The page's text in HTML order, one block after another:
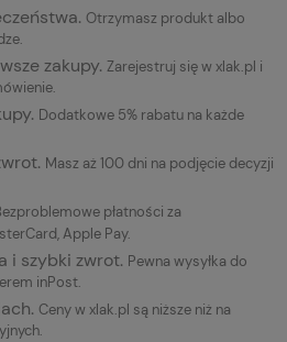
. Otrzymasz produkt albo
zakupy. Zarejestruj się w xlak.pl i
Dodatkowe 5% rabatu na każde
Masz aż 100 dni na podjęcie decyzji
płatności za
Apple Pay.
i szybki zwrot. Pewna wysyłka do
inPost.
Ceny w xlak.pl są niższe niż na